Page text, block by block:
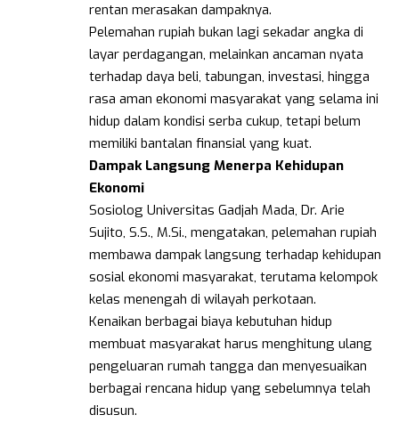
rentan merasakan dampaknya.
Pelemahan rupiah bukan lagi sekadar angka di
layar perdagangan, melainkan ancaman nyata
terhadap daya beli, tabungan, investasi, hingga
rasa aman ekonomi masyarakat yang selama ini
hidup dalam kondisi serba cukup, tetapi belum
memiliki bantalan finansial yang kuat.
Dampak Langsung Menerpa Kehidupan
Ekonomi
Sosiolog Universitas Gadjah Mada, Dr. Arie
Sujito, S.S., M.Si., mengatakan, pelemahan rupiah
membawa dampak langsung terhadap kehidupan
sosial ekonomi masyarakat, terutama kelompok
kelas menengah di wilayah perkotaan.
Kenaikan berbagai biaya kebutuhan hidup
membuat masyarakat harus menghitung ulang
pengeluaran rumah tangga dan menyesuaikan
berbagai rencana hidup yang sebelumnya telah
disusun.